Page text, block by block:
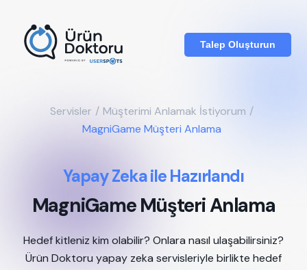
Talep Oluşturun
Servisler / Müşterimi Anlamak İstiyorum /
MagniGame Müşteri Anlama
Yapay Zeka ile Hazırlandı
MagniGame Müşteri Anlama
Hedef kitleniz kim olabilir? Onlara nasıl ulaşabilirsiniz?
Ürün Doktoru yapay zeka servisleriyle birlikte hedef